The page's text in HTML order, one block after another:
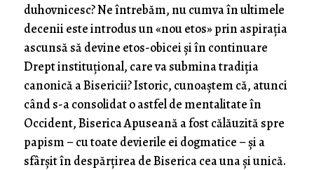
duhovnicesc? Ne întrebăm, nu cumva în ultimele
decenii este introdus un «nou etos» prin aspirația
ascunsă să devine etos-obicei și în continuare
Drept instituțional, care va submina tradiția
canonică a Bisericii? Istoric, cunoaștem că, atunci
când s-a consolidat o astfel de mentalitate în
Occident, Biserica Apuseană a fost călăuzită spre
papism – cu toate devierile ei dogmatice – și a
sfârșit în despărțirea de Biserica cea una și unică.